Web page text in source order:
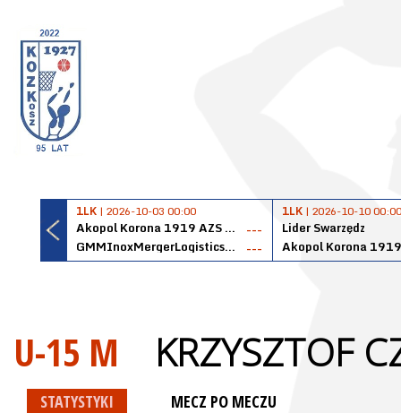
1LK | 2026-10-03 00:00
Akopol Korona 1919 AZS PK Kraków
---
GMMInoxMergerLogisticsPanteryŁańcut
---
1LK | 2026-10-10 00:00
Lider Swarzędz
U-15 M KRZYSZTOF
STATYSTYKI MECZ PO MECZU